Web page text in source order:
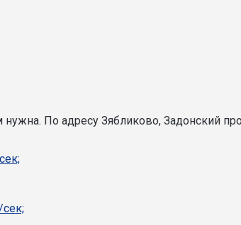
нужна. По адресу Зябликово, Задонский